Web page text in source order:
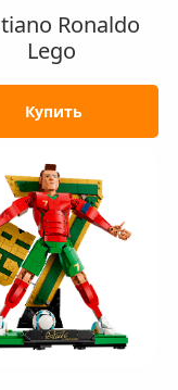
Ronaldo
Lego
Купить